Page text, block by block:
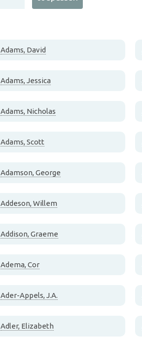
Adams, David
Adams, Jessica
Adams, Nicholas
Adams, Scott
Adamson, George
Addeson, Willem
Addison, Graeme
Adema, Cor
Ader-Appels, J.A.
Adler, Elizabeth